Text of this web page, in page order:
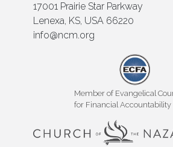
17001 Prairie Star Parkway
Lenexa, KS, USA 66220
info@ncm.org
Member of Evangelical
for Financial Accountability